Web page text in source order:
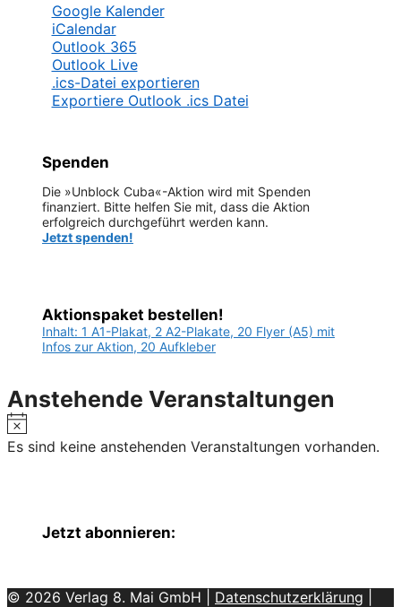
Google Kalender
iCalendar
Outlook 365
Outlook Live
.ics-Datei exportieren
Exportiere Outlook .ics Datei
Spenden
Die »Unblock Cuba«-Aktion wird mit Spenden
finanziert. Bitte helfen Sie mit, dass die Aktion
erfolgreich durchgeführt werden kann.
Jetzt spenden!
Aktionspaket bestellen!
Inhalt: 1 A1-Plakat, 2 A2-Plakate, 20 Flyer (A5) mit
Infos zur Aktion, 20 Aufkleber
Anstehende Veranstaltungen
Es sind keine anstehenden Veranstaltungen vorhanden.
Jetzt abonnieren:
© 2026 Verlag 8. Mai GmbH | Datenschutzerklärung